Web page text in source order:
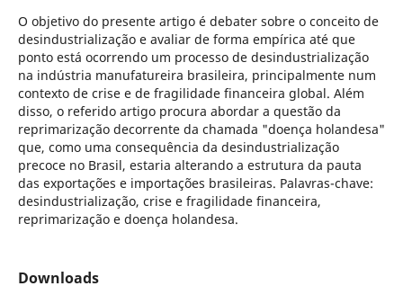
O objetivo do presente artigo é debater sobre o conceito de
desindustrialização e avaliar de forma empírica até que
ponto está ocorrendo um processo de desindustrialização
na indústria manufatureira brasileira, principalmente num
contexto de crise e de fragilidade financeira global. Além
disso, o referido artigo procura abordar a questão da
reprimarização decorrente da chamada "doença holandesa"
que, como uma consequência da desindustrialização
precoce no Brasil, estaria alterando a estrutura da pauta
das exportações e importações brasileiras. Palavras-chave:
desindustrialização, crise e fragilidade financeira,
reprimarização e doença holandesa.
Downloads